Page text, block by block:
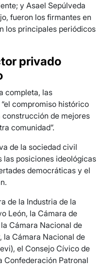
y Asael Sepúlveda
fueron los firmantes en
los principales periódicos
privado
completa, las
compromiso histórico
de mejores
comunidad”.
de la sociedad civil
las posiciones ideológicas
democráticas y el
de la Industria de la
León, la Cámara de
Cámara Nacional de
la Cámara Nacional de
el Consejo Cívico de
Confederación Patronal